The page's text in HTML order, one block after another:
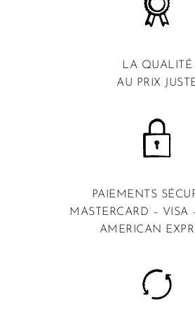
LA QUALITÉ
AU PRIX
PAIEMENTS
MASTERCARD – VISA
AMERICAN